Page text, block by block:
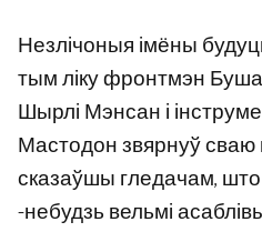
Незлічоныя імёны
тым ліку фронтмэн
Шырлі Мэнсан і
Мастодон звярнуў
сказаўшы гледачам, што
-небудзь вельмі